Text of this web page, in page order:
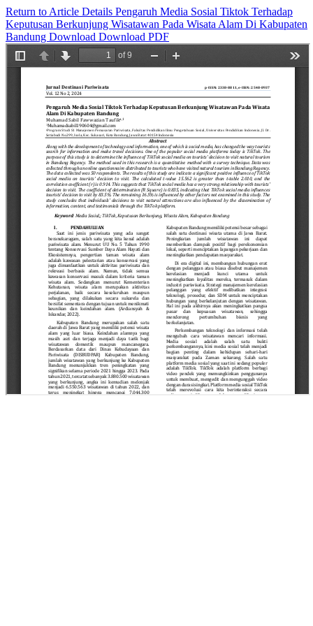
Return to Article Details Pengaruh Media Sosial Tiktok Terhadap
Keputusan Berkunjung Wisatawan Pada Wisata Alam Di Kabupaten
Bandung Download Download PDF